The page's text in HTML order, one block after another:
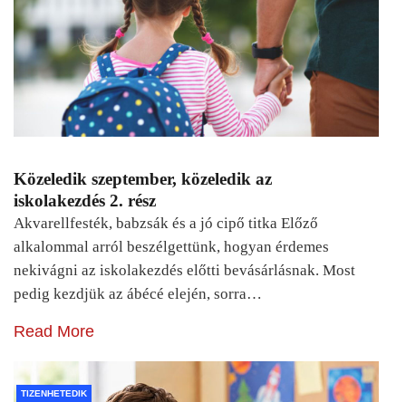
Közeledik szeptember, közeledik az
iskolakezdés 2. rész
Akvarellfesték, babzsák és a jó cipő titka Előző
alkalommal arról beszélgettünk, hogyan érdemes
nekivágni az iskolakezdés előtti bevásárlásnak. Most
pedig kezdjük az ábécé elején, sorra…
Read More
TIZENHETEDIK